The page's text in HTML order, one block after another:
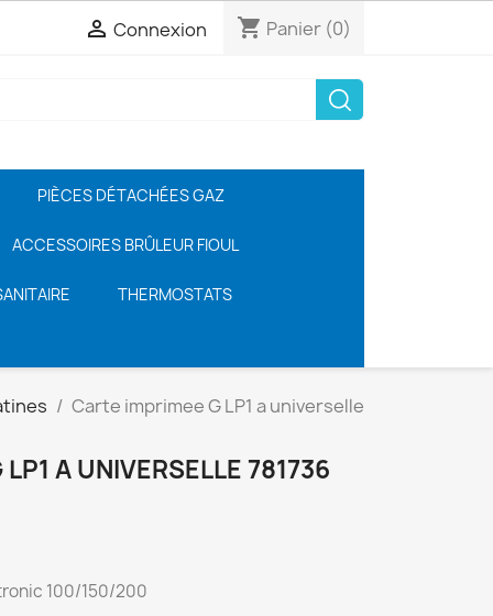
 Connexion shopping_cart Panier (0)
PIÈCES DÉTACHÉES GAZ
ACCESSOIRES BRÛLEUR FIOUL
THERMOSTATS
Carte imprimee G LP1 a universelle
A UNIVERSELLE 781736
100/150/200